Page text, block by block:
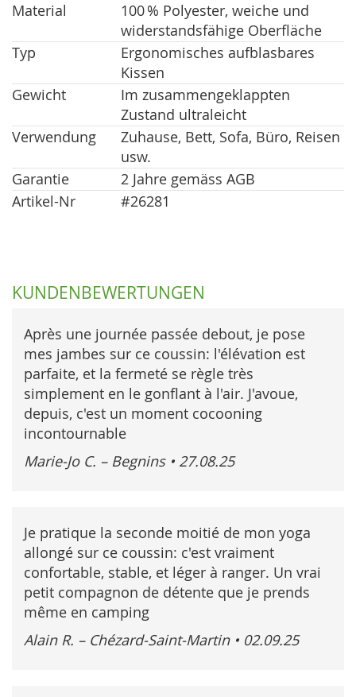
Material
100 % Polyester, weiche und
widerstandsfähige Oberfläche
Typ
Ergonomisches aufblasbares
Kissen
Gewicht
Im zusammengeklappten
Zustand ultraleicht
Verwendung
Zuhause, Bett, Sofa, Büro, Reisen
usw.
Garantie
2 Jahre gemäss AGB
Artikel-Nr
#26281
KUNDENBEWERTUNGEN
Après une journée passée debout, je pose
mes jambes sur ce coussin: l'élévation est
parfaite, et la fermeté se règle très
simplement en le gonflant à l'air. J'avoue,
depuis, c'est un moment cocooning
incontournable
Marie-Jo C. – Begnins • 27.08.25
Je pratique la seconde moitié de mon yoga
allongé sur ce coussin: c'est vraiment
confortable, stable, et léger à ranger. Un vrai
petit compagnon de détente que je prends
même en camping
Alain R. – Chézard-Saint-Martin • 02.09.25